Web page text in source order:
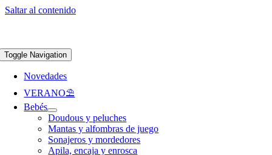
Saltar al contenido
Toggle Navigation
Novedades
VERANO⛱️​
Bebés
Doudous y peluches
Mantas y alfombras de juego
Sonajeros y mordedores
Apila, encaja y enrosca